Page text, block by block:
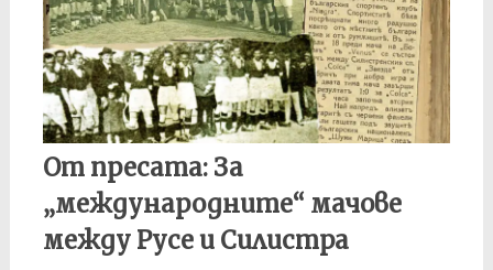
От пресата: За
„международните“ мачове
между Русе и Силистра